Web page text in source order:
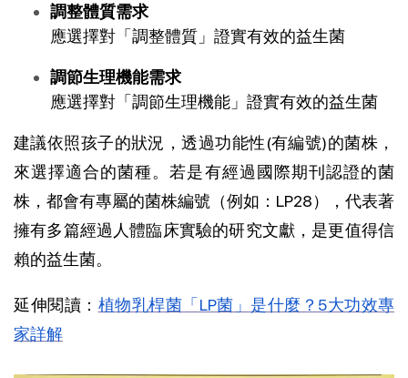
調整體質需求
應選擇對「調整體質」證實有效的益生菌
調節生理機能需求
應選擇對「調節生理機能」證實有效的益生菌
建議依照孩子的狀況，透過功能性(有編號)的菌株，
來選擇適合的菌種。若是有經過國際期刊認證的菌
株，都會有專屬的菌株編號（例如：LP28），代表著
擁有多篇經過人體臨床實驗的研究文獻，是更值得信
賴的益生菌。
延伸閱讀： 植物乳桿菌「LP菌」是什麼？5大功效專
家詳解